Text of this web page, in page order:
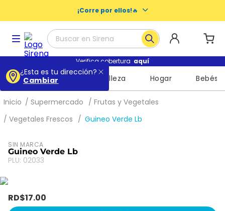
¡Corre por ellos!🔥
Buscar en Sirena
Términos más buscados
1
2.
buenas noches nosotras
3.
escolares
5.
queso
8.
mochila
Verifica cobertura aquí
¿Esta es tu dirección?
Cambiar
Supermercado Belleza Hogar Bebés
Supermercado
Frutas y Vegetales
Vegetales Frescos
Guineo Verde Lb
SIN MARCA
Guineo Verde Lb
PLU: 02033
RD$17.00